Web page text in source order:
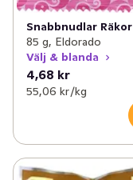
Snabbnudlar Räkor
85 g, Eldorado
Välj & blanda
4,68 kr
55,06 kr /kg